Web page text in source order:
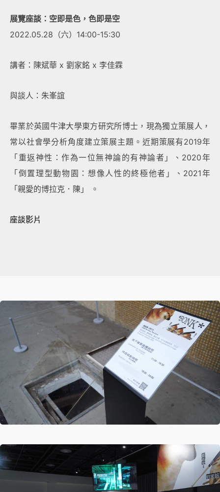
展覽座談：空即是色，色即是空
2022.05.28（六）14:00-15:30
講者： 陳斌華 x 劉家銘 x 李佳霖
與談人： 朱峯誼
畢業於英國牛津大學東方研究所博士，現為獨立策展人，
常以社會學分析角度建立策展主題。近期策展有2019年
「重返神性：作為一位無神論的有神論者」、2020年
「倒置理型動物園：想像人性的終極他者」、2021年
「親愛的博拉克．陳」 。
座談影片